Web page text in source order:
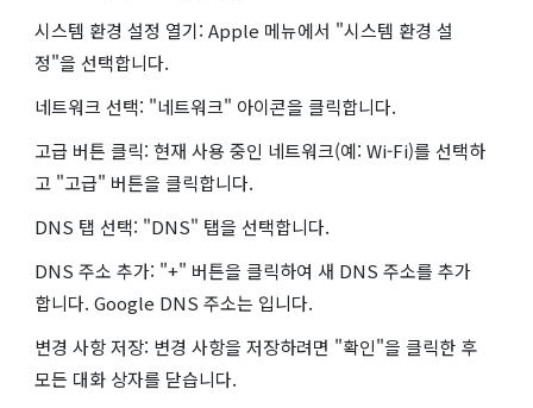
시스템 환경 설정 열기: Apple 메뉴에서 "시스템 환경 설
정"을 선택합니다.
네트워크 선택: "네트워크" 아이콘을 클릭합니다.
고급 버튼 클릭: 현재 사용 중인 네트워크(예: Wi-Fi)를 선택하
고 "고급" 버튼을 클릭합니다.
DNS 탭 선택: "DNS" 탭을 선택합니다.
DNS 주소 추가: "+" 버튼을 클릭하여 새 DNS 주소를 추가
합니다. Google DNS 주소는 입니다.
변경 사항 저장: 변경 사항을 저장하려면 "확인"을 클릭한 후
모든 대화 상자를 닫습니다.